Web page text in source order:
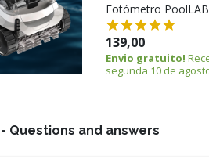
Fotómetro
139,00
Envio gratuito!
segunda 10 de
Questions and answers